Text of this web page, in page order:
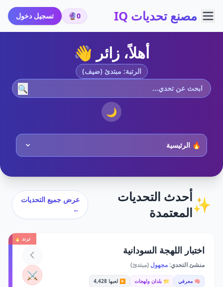
مصنع تحديات IQ 0
🔮 تسجيل دخول
أهلاً، زائر 👋
الرتبة: مبتدئ (ضيف)
🔍
🌙
✨أحدث التحديات
المعتمدة
عرض جميع التحديات
←
ترند 🔥
اختبار اللهجة السودانية
منشئ التحدي:مجهول (مبتدئ)
🧠 معرفي 📁 بلدان ولهجات ▶️ لعبها 4,428 ⚔️